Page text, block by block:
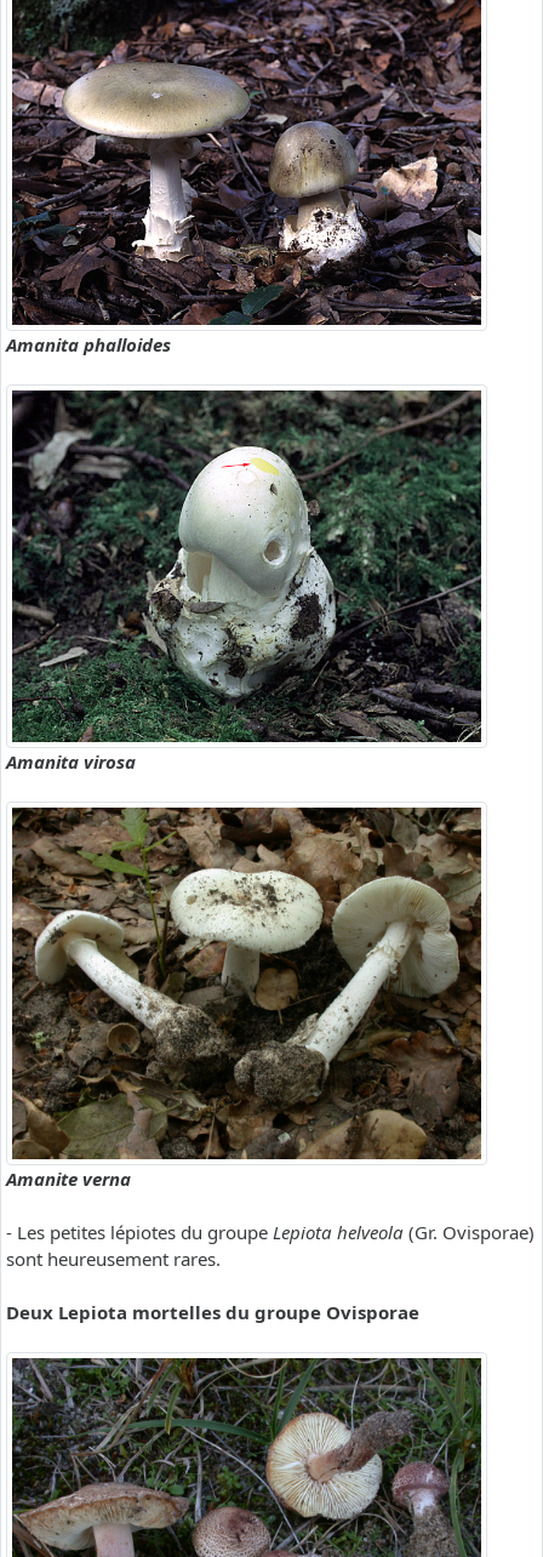
Amanita phalloides
Amanita virosa
Amanite verna
- Les petites lépiotes du groupe Lepiota helveola (Gr. Ovisporae)
sont heureusement rares.
Deux Lepiota mortelles du groupe Ovisporae